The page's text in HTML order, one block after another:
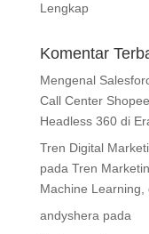
Lengkap
Komentar
Mengenal
Call Center
Headless 360 di
Tren Digital
pada Tren
Machine
andyshera pada